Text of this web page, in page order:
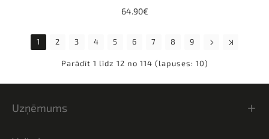
64.90€
1 2 3 4 5 6 7 8 9
Parādīt 1 līdz 12 no 114 (lapuses: 10)
Uzņēmums